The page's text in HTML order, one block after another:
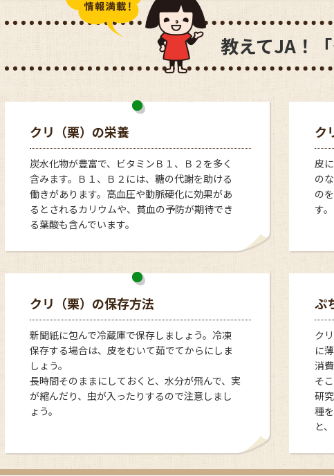
教えてJA！
クリ（栗）の栄養
炭水化物が豊富で、ビタミンＢ１、Ｂ２を多く
含みます。Ｂ１、Ｂ２には、糖の代謝を助ける
働きがあります。高血圧や動脈硬化に効果があ
るとされるカリウムや、貧血の予防が期待でき
る葉酸も含んでいます。
ク
皮
の
の
す。
クリ（栗）の保存方法
新聞紙に包んで冷蔵庫で保存しましょう。冷凍
保存する場合は、皮をむいて茹でてからにしま
しょう。
長時間そのままにしておくと、水分が飛んで、実
が縮んだり、虫が入ったりするので注意しまし
ょう。
ぷ
ク
に
消
そ
研
種
と